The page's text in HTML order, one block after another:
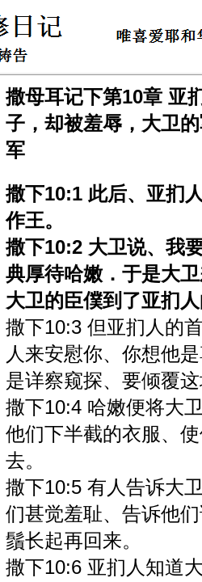
撒母耳记下第10章 亚
子，却被羞辱，大卫
军
撒下10:1 此后、亚扪
作王。
撒下10:2 大卫说、我
典厚待哈嫩．于是大
大卫的臣僕到了亚扪
撒下10:3 但亚扪人的
人来安慰你、你想他
是详察窥探、要倾覆
撒下10:4 哈嫩便将大
他们下半截的衣服、
去。
撒下10:5 有人告诉大
们甚觉羞耻、告诉他
鬚长起再回来。
撒下10:6 亚扪人知道